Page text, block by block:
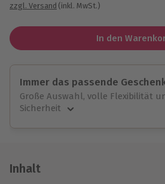
zzgl. Versand (inkl. MwSt.)
In den
Immer das passende
Große Auswahl, volle Flexibilität
Sicherheit
Jeder Gutschein für alle
Inhalt